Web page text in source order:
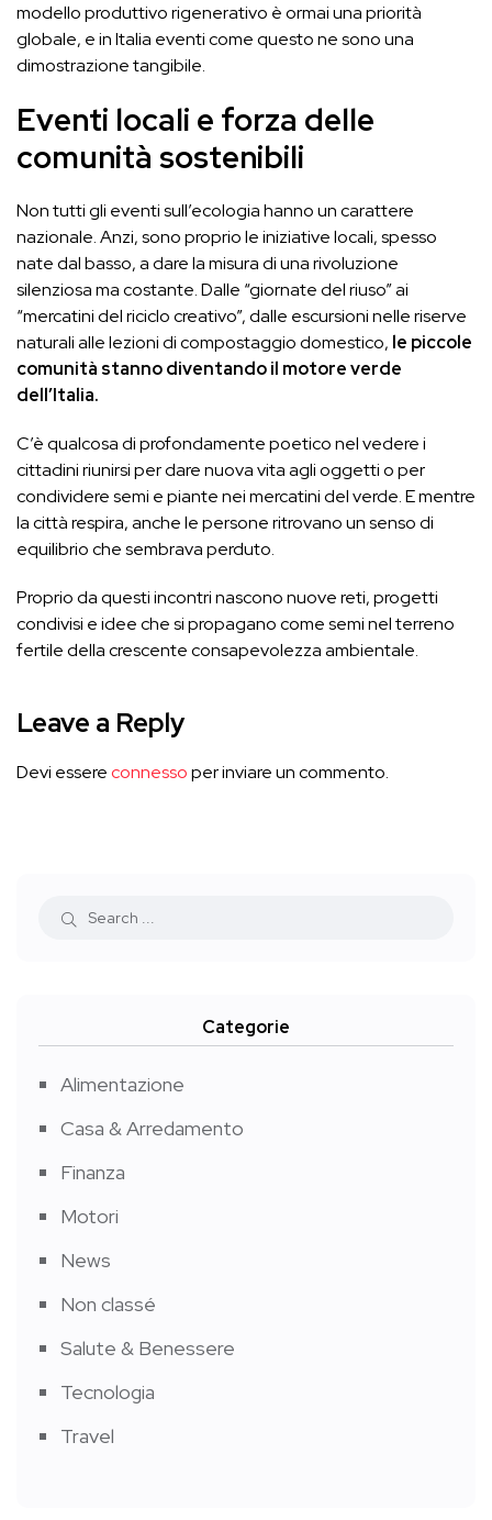
modello produttivo rigenerativo è ormai una priorità
globale, e in Italia eventi come questo ne sono una
dimostrazione tangibile.
Eventi locali e forza delle
comunità sostenibili
Non tutti gli eventi sull’ecologia hanno un carattere
nazionale. Anzi, sono proprio le iniziative locali, spesso
nate dal basso, a dare la misura di una rivoluzione
silenziosa ma costante. Dalle “giornate del riuso” ai
“mercatini del riciclo creativo”, dalle escursioni nelle riserve
naturali alle lezioni di compostaggio domestico, le piccole
comunità stanno diventando il motore verde
dell’Italia.
C’è qualcosa di profondamente poetico nel vedere i
cittadini riunirsi per dare nuova vita agli oggetti o per
condividere semi e piante nei mercatini del verde. E mentre
la città respira, anche le persone ritrovano un senso di
equilibrio che sembrava perduto.
Proprio da questi incontri nascono nuove reti, progetti
condivisi e idee che si propagano come semi nel terreno
fertile della crescente consapevolezza ambientale.
Leave a Reply
Devi essereconnessoper inviare un commento.
Categorie
Alimentazione
Casa & Arredamento
Finanza
Motori
News
Non classé
Salute & Benessere
Tecnologia
Travel